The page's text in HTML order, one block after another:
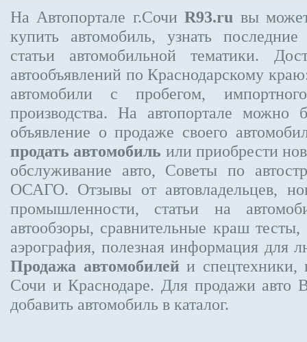
На Автопортале г.СочиR93.ru вы
купить автомобиль, узнать
статьи автомобильной тематики.
автообъявлений по Краснодарскому
автомобили с пробегом,
производства. На автопортале можно
объявление о продаже своего
продать автомобиль или приобрести
обслуживание авто, Советы по
ОСАГО. Отзывы от автовладельцев,
промышленности, статьи на
автообзоры, сравнительные краш
аэрография, полезная информация для
Продажа автомобилей и спецтехники,
Сочи и Краснодаре. Для продажи авто
добавить автомобиль в каталог.